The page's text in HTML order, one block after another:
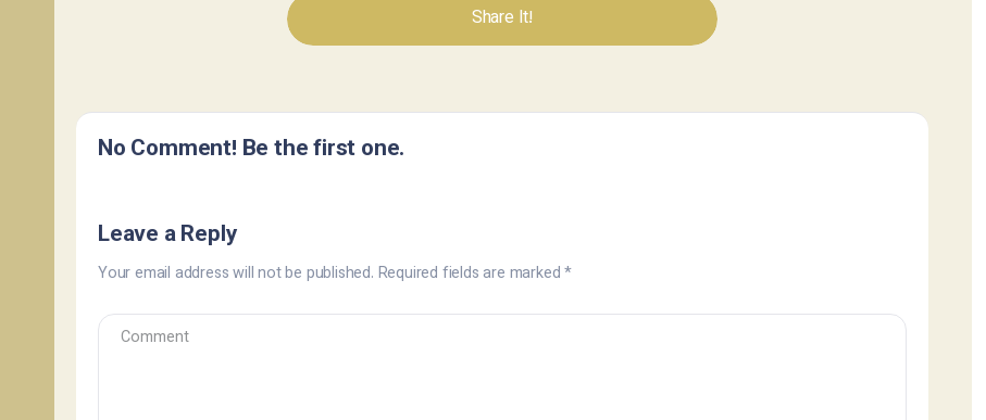
Share It!
No Comment! Be the first one.
Leave a Reply
Your email address will not be published. Required fields are marked*